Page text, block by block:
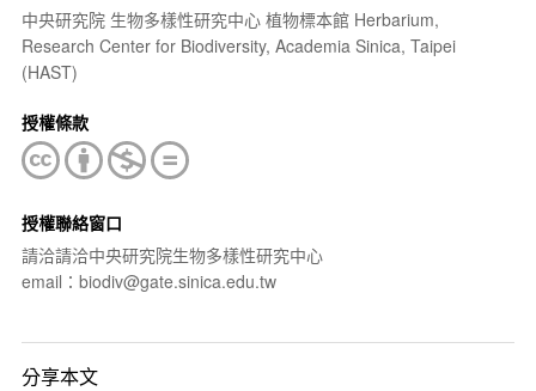
中央研究院 生物多樣性研究中心 植物標本館 Herbarium,
Research Center for Biodiversity, Academia Sinica, Taipei
(HAST)
授權條款
授權聯絡窗口
請洽請洽中央研究院生物多樣性研究中心
email：biodiv@gate.sinica.edu.tw
分享本文